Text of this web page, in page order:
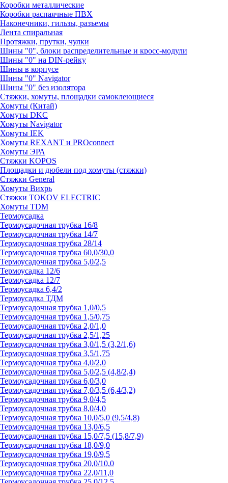
Коробки металлические
Коробки распаячные ПВХ
Наконечники, гильзы, разъемы
Лента спиральная
Протяжки, прутки, чулки
Шины "0", блоки распределительные и кросс-модули
Шины "0" на DIN-рейку
Шины в корпусе
Шины "0" Navigator
Шины "0" без изолятора
Стяжки, хомуты, площадки самоклеющиеся
Хомуты (Китай)
Хомуты DKC
Хомуты Navigator
Хомуты IEK
Хомуты REXANT и PROconnect
Хомуты ЭРА
Стяжки KOPOS
Площадки и дюбели под хомуты (стяжки)
Стяжки General
Хомуты Вихрь
Стяжки TOKOV ELECTRIC
Хомуты TDM
Термоусадка
Термоусадочная трубка 16/8
Термоусадочная трубка 14/7
Термоусадочная трубка 28/14
Термоусадочная трубка 60,0/30,0
Термоусадочная трубка 5,0/2,5
Термоусадка 12/6
Термоусадка 12/7
Термоусадка 6,4/2
Термоусадка ТДМ
Термоусадочная трубка 1,0/0,5
Термоусадочная трубка 1,5/0,75
Термоусадочная трубка 2,0/1,0
Термоусадочная трубка 2,5/1,25
Термоусадочная трубка 3,0/1,5 (3,2/1,6)
Термоусадочная трубка 3,5/1,75
Термоусадочная трубка 4,0/2,0
Термоусадочная трубка 5,0/2,5 (4,8/2,4)
Термоусадочная трубка 6,0/3,0
Термоусадочная трубка 7,0/3,5 (6,4/3,2)
Термоусадочная трубка 9,0/4,5
Термоусадочная трубка 8,0/4,0
Термоусадочная трубка 10,0/5,0 (9,5/4,8)
Термоусадочная трубка 13,0/6,5
Термоусадочная трубка 15,0/7,5 (15,8/7,9)
Термоусадочная трубка 18,0/9,0
Термоусадочная трубка 19,0/9,5
Термоусадочная трубка 20,0/10,0
Термоусадочная трубка 22,0/11,0